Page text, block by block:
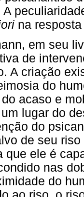
na
em seu
de
A criação
do
acaso e
lugar do
do
de seu
que ele é
nas
do